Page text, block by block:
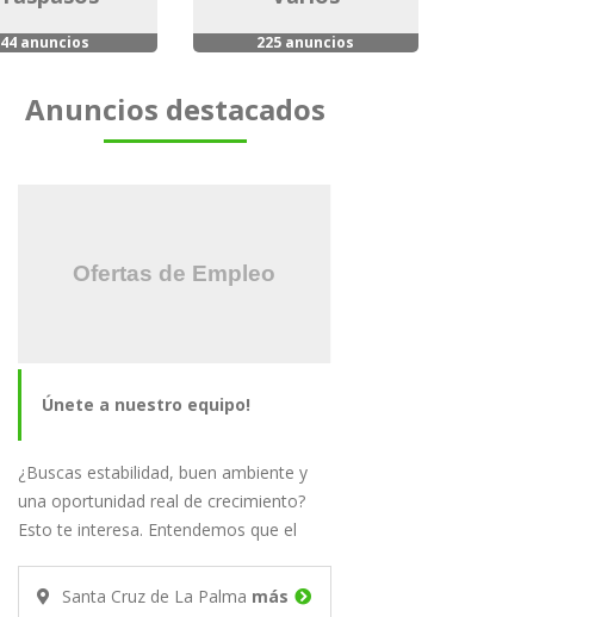
44 anuncios 225 anuncios
Anuncios destacados
Únete a nuestro equipo!
Buscamos CAMARERO/A
¿Buscas estabilidad, buen ambiente y
una oportunidad real de crecimiento?
Esto te interesa. Entendemos que el
Santa Cruz de La Palma más